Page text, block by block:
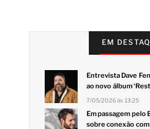
EM
Entrevista Dave
ao novo álbum
7/05/2026 às 13:25
Em passagem pelo
sobre conexão